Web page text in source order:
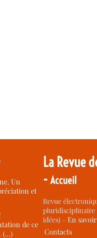
Un
et
de ce
(…)
La Revue
-Accueil
Revue
idées) -En
Contacts